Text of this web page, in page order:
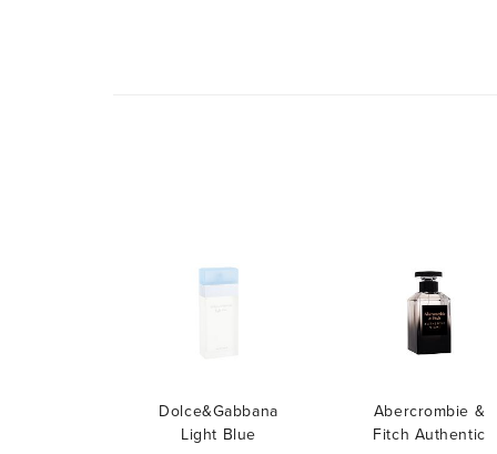
Dolce&Gabbana
Light Blue
Abercrombie &
Fitch Authentic